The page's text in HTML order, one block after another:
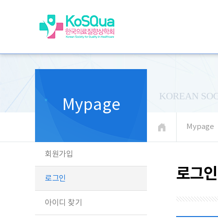
KOREAN
Mypage
Mypage
회원가입
로그인
아이디 찾기
로그인